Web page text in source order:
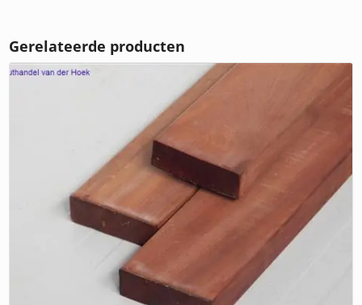
Gerelateerde producten